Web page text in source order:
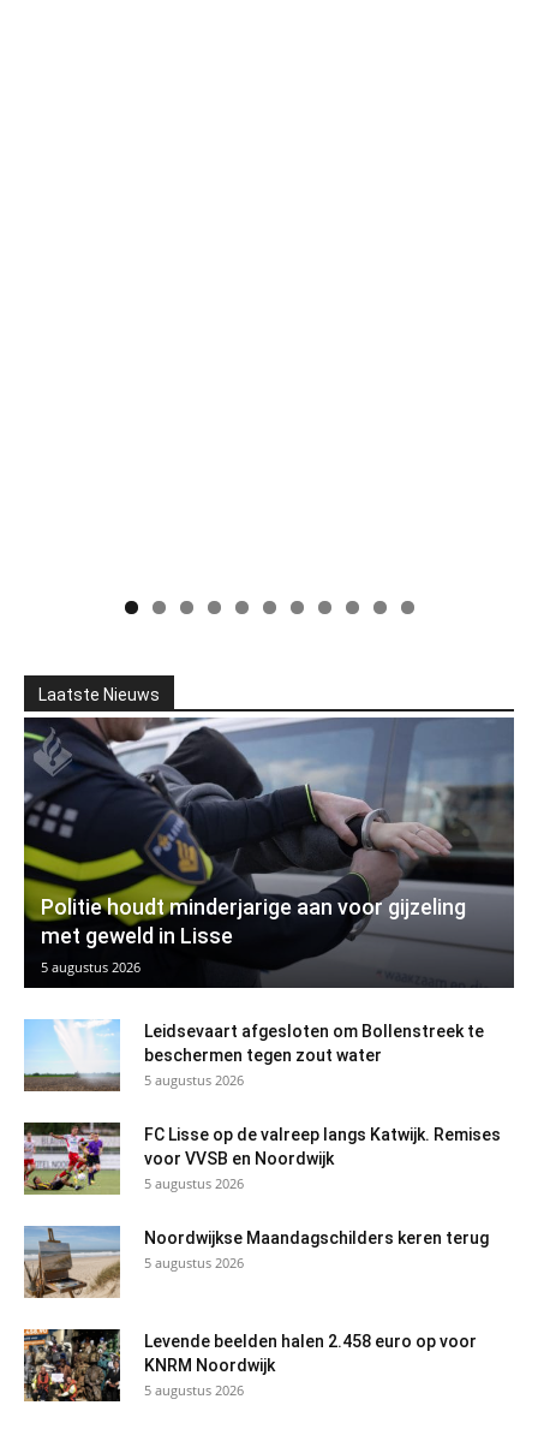
Laatste Nieuws
Politie houdt minderjarige aan voor gijzeling
met geweld in Lisse
5 augustus 2026
Leidsevaart afgesloten om Bollenstreek te
beschermen tegen zout water
5 augustus 2026
FC Lisse op de valreep langs Katwijk. Remises
voor VVSB en Noordwijk
5 augustus 2026
Noordwijkse Maandagschilders keren terug
5 augustus 2026
Levende beelden halen 2.458 euro op voor
KNRM Noordwijk
5 augustus 2026